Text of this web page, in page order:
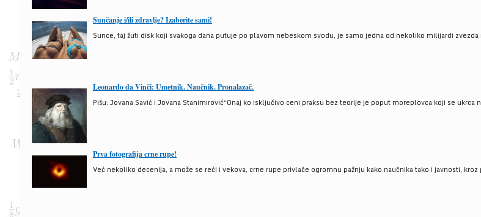
Sunčanje i/ili zdravlje? Izaberite sami!
Sunce, taj žuti disk koji svakoga dana putuje po plavom nebeskom svodu, je samo jedna od nekoliko milijardi
Leonardo da Vinči: Umetnik. Naučnik. Pronalazač.
Pišu: Jovana Savić i Jovana Stanimirović“Onaj ko isključivo ceni praksu bez teorije je poput moreplovca koji se
Prva fotografija crne rupe!
Već nekoliko decenija, a može se reći i vekova, crne rupe privlače ogromnu pažnju kako naučnika tako i javnosti,